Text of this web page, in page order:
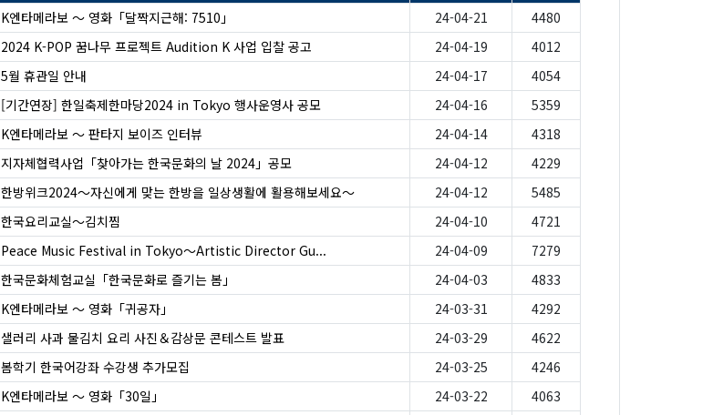
K엔타메라보 ～ 영화「달짝지근해: 7510」 24-04-21
4480
2024 K-POP 꿈나무 프로젝트 Audition K 사업 입찰 공고 24-04-19
4012
5월 휴관일 안내 24-04-17
4054
[기간연장] 한일축제한마당2024 in Tokyo 행사운영사 공모 24-04-16
5359
K엔타메라보 ～ 판타지 보이즈 인터뷰 24-04-14
4318
지자체협력사업「찾아가는 한국문화의 날 2024」공모 24-04-12
4229
한방위크2024～자신에게 맞는 한방을 일상생활에 활용해보세요～ 24-04-12
5485
한국요리교실〜김치찜 24-04-10
4721
Peace Music Festival in Tokyo～Artistic Director Gu... 24-04-09
7279
한국문화체험교실「한국문화로 즐기는 봄」 24-04-03
4833
K엔타메라보 ～ 영화「귀공자」 24-03-31
4292
샐러리 사과 물김치 요리 사진＆감상문 콘테스트 발표 24-03-29
4622
봄학기 한국어강좌 수강생 추가모집 24-03-25
4246
K엔타메라보 ～ 영화「30일」 24-03-22
4063